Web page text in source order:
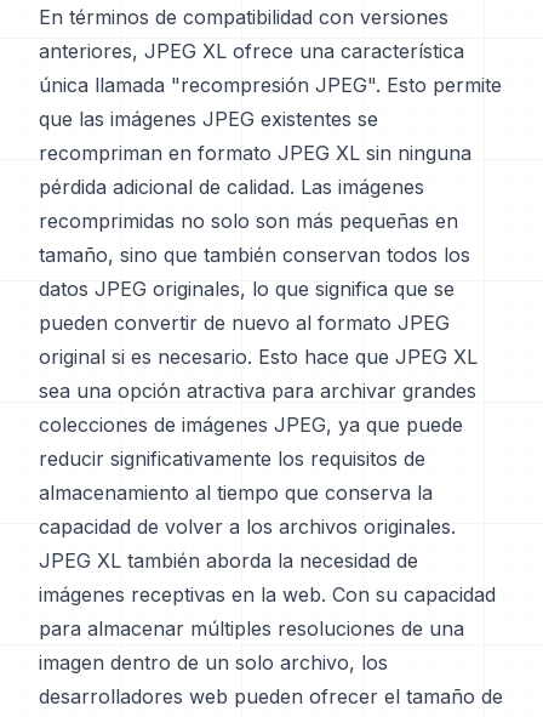
En términos de compatibilidad con versiones
anteriores, JPEG XL ofrece una característica
única llamada "recompresión JPEG". Esto permite
que las imágenes JPEG existentes se
recompriman en formato JPEG XL sin ninguna
pérdida adicional de calidad. Las imágenes
recomprimidas no solo son más pequeñas en
tamaño, sino que también conservan todos los
datos JPEG originales, lo que significa que se
pueden convertir de nuevo al formato JPEG
original si es necesario. Esto hace que JPEG XL
sea una opción atractiva para archivar grandes
colecciones de imágenes JPEG, ya que puede
reducir significativamente los requisitos de
almacenamiento al tiempo que conserva la
capacidad de volver a los archivos originales.
JPEG XL también aborda la necesidad de
imágenes receptivas en la web. Con su capacidad
para almacenar múltiples resoluciones de una
imagen dentro de un solo archivo, los
desarrolladores web pueden ofrecer el tamaño de